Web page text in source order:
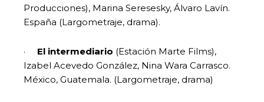
Producciones), Marina Seresesky, Álvaro Lavín.
España (Largometraje, drama).
· El intermediario (Estación Marte Films),
Izabel Acevedo González, Nina Wara Carrasco.
México, Guatemala. (Largometraje, drama)